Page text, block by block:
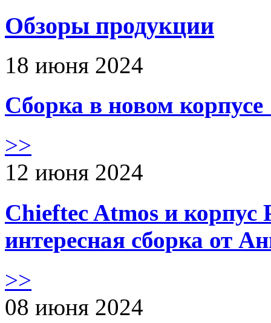
Обзоры продукции
18 июня 2024
Сборка в новом
>>
12 июня 2024
Chieftec Atmos и корпус
интересная сборка от
>>
08 июня 2024